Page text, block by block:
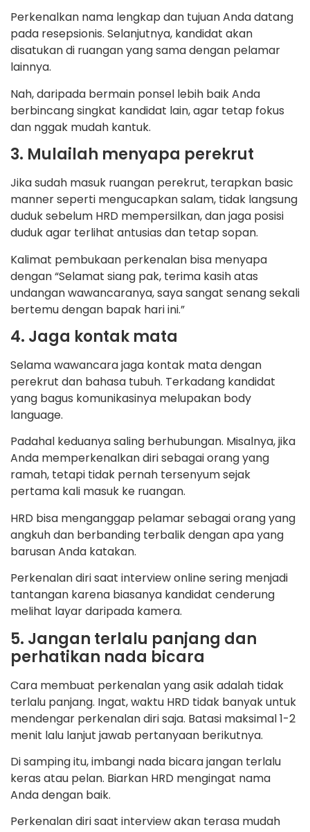
Perkenalkan nama lengkap dan tujuan Anda datang
pada resepsionis. Selanjutnya, kandidat akan
disatukan di ruangan yang sama dengan pelamar
lainnya.
Nah, daripada bermain ponsel lebih baik Anda
berbincang singkat kandidat lain, agar tetap fokus
dan nggak mudah kantuk.
3. Mulailah menyapa perekrut
Jika sudah masuk ruangan perekrut, terapkan basic
manner seperti mengucapkan salam, tidak langsung
duduk sebelum HRD mempersilkan, dan jaga posisi
duduk agar terlihat antusias dan tetap sopan.
Kalimat pembukaan perkenalan bisa menyapa
dengan “Selamat siang pak, terima kasih atas
undangan wawancaranya, saya sangat senang sekali
bertemu dengan bapak hari ini.”
4. Jaga kontak mata
Selama wawancara jaga kontak mata dengan
perekrut dan bahasa tubuh. Terkadang kandidat
yang bagus komunikasinya melupakan body
language.
Padahal keduanya saling berhubungan. Misalnya, jika
Anda memperkenalkan diri sebagai orang yang
ramah, tetapi tidak pernah tersenyum sejak
pertama kali masuk ke ruangan.
HRD bisa menganggap pelamar sebagai orang yang
angkuh dan berbanding terbalik dengan apa yang
barusan Anda katakan.
Perkenalan diri saat interview online sering menjadi
tantangan karena biasanya kandidat cenderung
melihat layar daripada kamera.
5. Jangan terlalu panjang dan
perhatikan nada bicara
Cara membuat perkenalan yang asik adalah tidak
terlalu panjang. Ingat, waktu HRD tidak banyak untuk
mendengar perkenalan diri saja. Batasi maksimal 1-2
menit lalu lanjut jawab pertanyaan berikutnya.
Di samping itu, imbangi nada bicara jangan terlalu
keras atau pelan. Biarkan HRD mengingat nama
Anda dengan baik.
Perkenalan diri saat interview akan terasa mudah